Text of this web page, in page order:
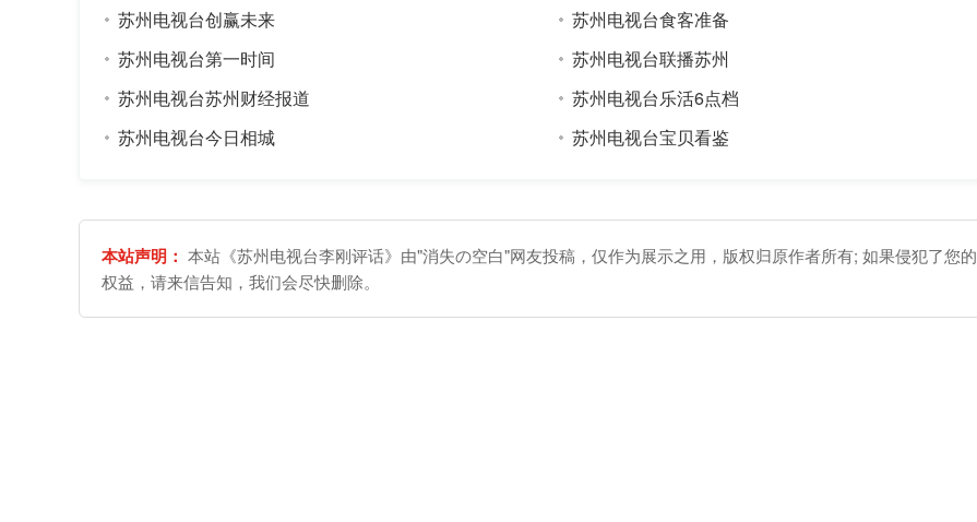
苏州电视台创赢未来
苏州电视台第一时间
苏州电视台苏州财经报道
苏州电视台今日相城
苏州电视台食客准备
苏州电视台联播苏州
苏州电视台乐活6点档
苏州电视台宝贝看鉴
本站声明： 本站《苏州电视台李刚评话》由"消失の空白"网友投稿，仅作为展示之用，版权归原作者所有; 如果侵犯了您的
权益，请来信告知，我们会尽快删除。